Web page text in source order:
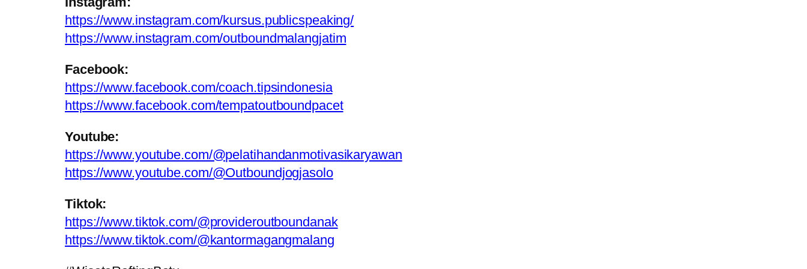
https://www.instagram.com/kursus.publicspeaking/
https://www.instagram.com/outboundmalangjatim
Facebook:
https://www.facebook.com/coach.tipsindonesia
https://www.facebook.com/tempatoutboundpacet
Youtube:
https://www.youtube.com/@pelatihandanmotivasikaryawan
https://www.youtube.com/@Outboundjogjasolo
Tiktok:
https://www.tiktok.com/@provideroutboundanak
https://www.tiktok.com/@kantormagangmalang